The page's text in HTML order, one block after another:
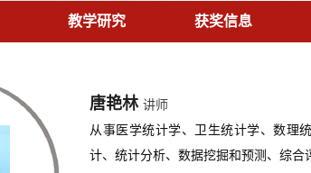
教学研究 获奖信息
唐艳林 讲师
从事医学统计学、卫生统计学、数理
计、统计分析、数据挖掘和预测、综合